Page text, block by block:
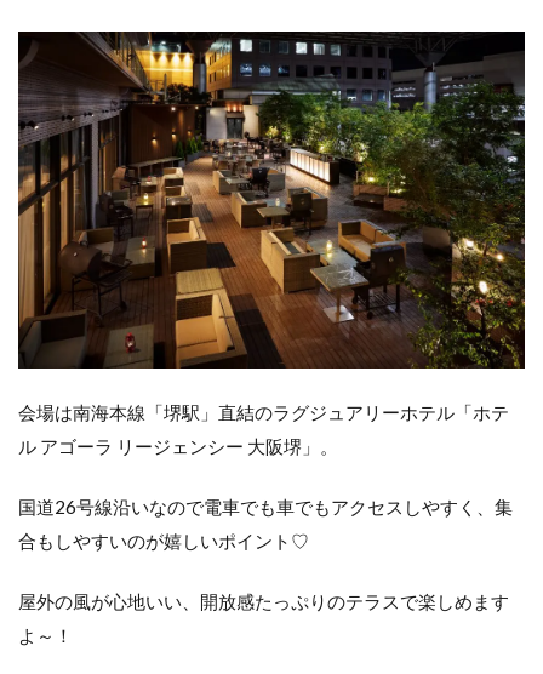
会場は南海本線「堺駅」直結のラグジュアリーホテル「ホテ
ル アゴーラ リージェンシー 大阪堺」。
国道26号線沿いなので電車でも車でもアクセスしやすく、集
合もしやすいのが嬉しいポイント♡
屋外の風が心地いい、開放感たっぷりのテラスで楽しめます
よ～！